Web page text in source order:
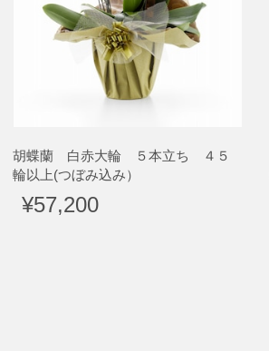
胡蝶蘭 白赤大輪 ５本立ち ４５
輪以上(つぼみ込み）
¥57,200